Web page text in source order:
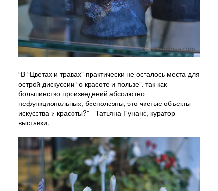
“В “Цветах и травах” практически не осталось места для
острой дискуссии “о красоте и пользе”, так как
большинство произведений абсолютно
нефункциональных, бесполезны, это чистые объекты
искусства и красоты?” - Татьяна Пунанс, куратор
выставки.